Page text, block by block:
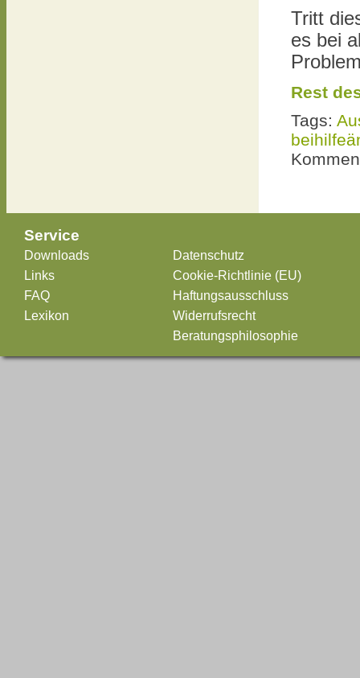
Tritt
es bei
Rest
Tags:
Service
Downloads
Links
FAQ
Lexikon
Datenschutz
Cookie-Richtlinie (EU)
Haftungsausschluss
Widerrufsrecht
Beratungsphilosophie